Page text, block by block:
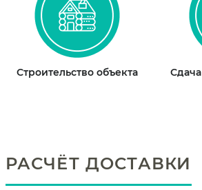
Строительство объекта
РАСЧЁТ ДОСТАВКИ